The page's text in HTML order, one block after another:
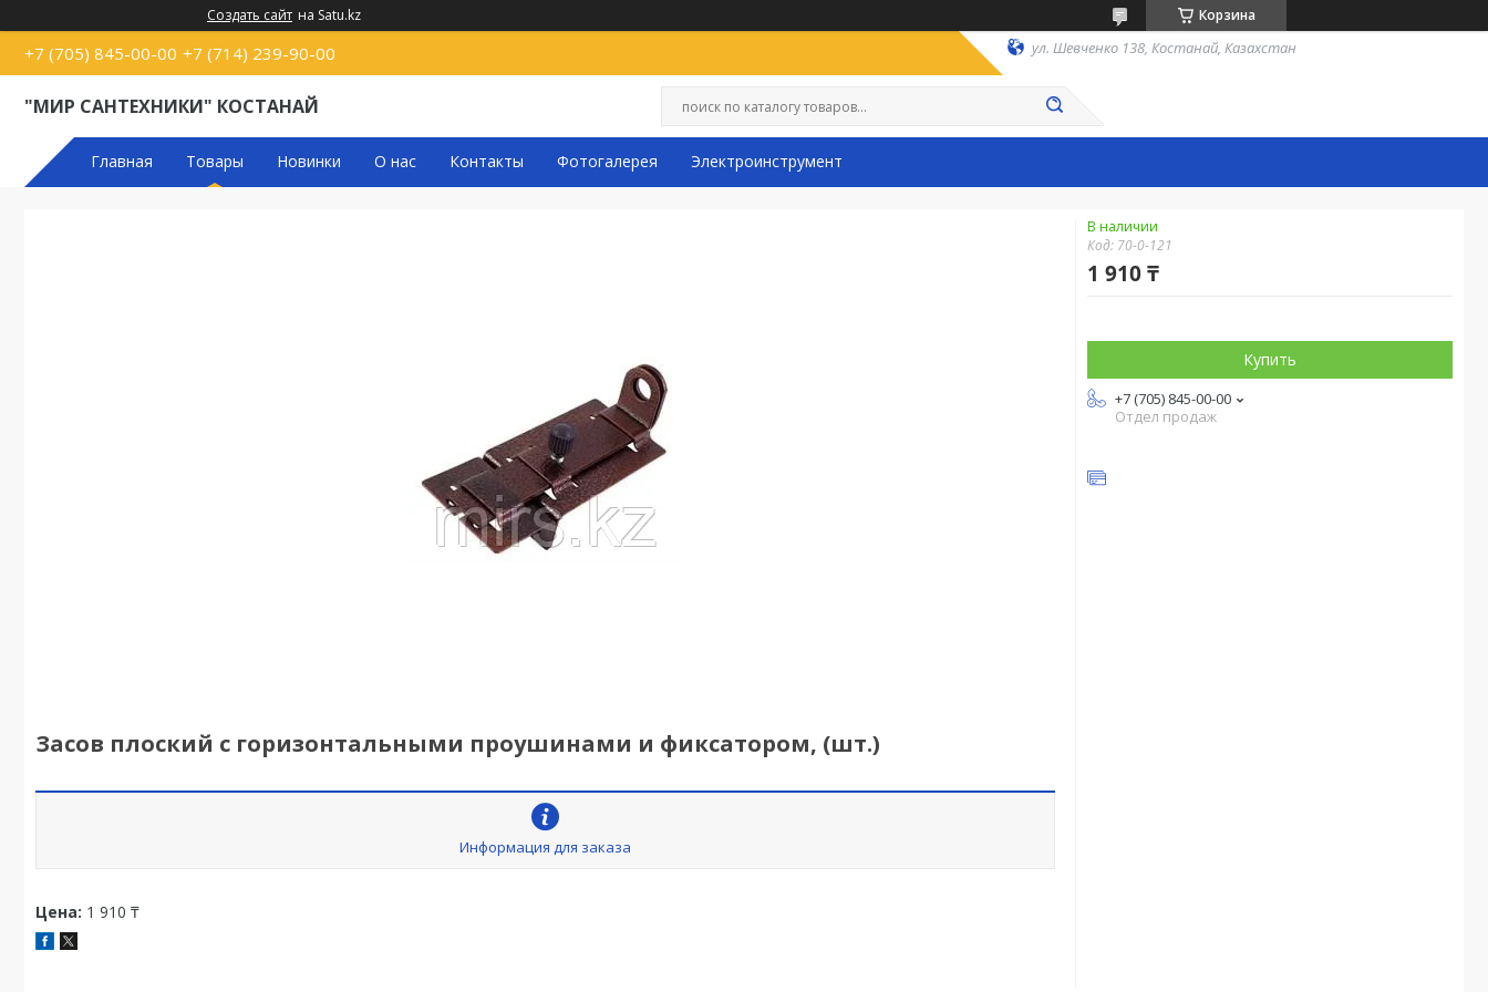
Создать сайт на Satu.kz Корзина
+7 (705) 845-00-00 +7 (714) 239-90-00 ул. Шевченко 138, Костанай, Казахстан
"МИР САНТЕХНИКИ" КОСТАНАЙ
Главная Товары Новинки О нас Контакты Фотогалерея Электроинструмент
Засов плоский с горизонтальными проушинами и фиксатором, (шт.)
Информация для заказа
Цена: 1 910 ₸
В наличии
Код: 70-0-121
1 910 ₸
Купить
+7 (705) 845-00-00
Отдел продаж